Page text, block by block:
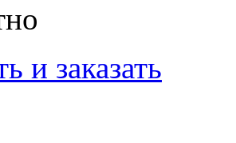
и заказать